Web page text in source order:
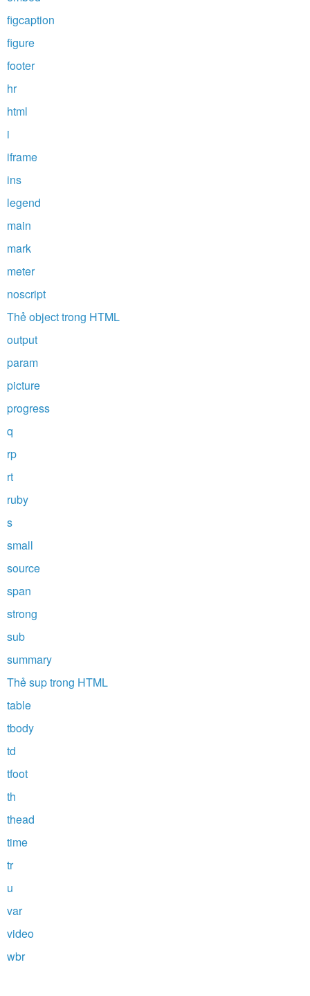
figcaption
figure
footer
hr
html
i
iframe
ins
legend
main
mark
meter
noscript
Thẻ object trong HTML
output
param
picture
progress
q
rp
rt
ruby
s
small
source
span
strong
sub
summary
Thẻ sup trong HTML
table
tbody
td
tfoot
th
thead
time
tr
u
var
video
wbr